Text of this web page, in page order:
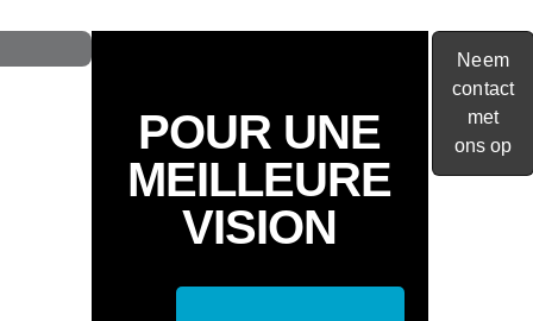
POUR UNE
MEILLEURE
VISION
Talen
Neem
contact
met
ons op